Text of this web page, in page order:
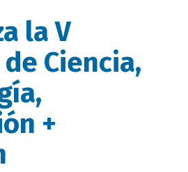
la V
Ciencia,
+